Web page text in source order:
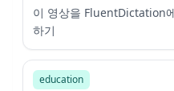
이 영상을 FluentDictation
하기
education